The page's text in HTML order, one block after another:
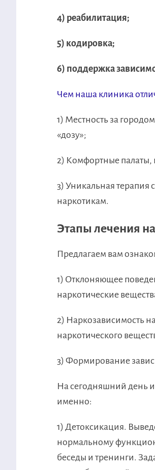
4) реабилитация;
5) кодировка;
6) поддержка
Чем наша клиника
1) Местность за
«дозу»;
2) Комфортные палаты,
3) Уникальная терапия
наркотикам.
Этапы лечения
Предлагаем вам
1) Отклоняющее
наркотические
2) Наркозависимость
наркотического
3) Формирование
На сегодняшний день
именно:
1) Детоксикация.
нормальному
беседы и тренинги.